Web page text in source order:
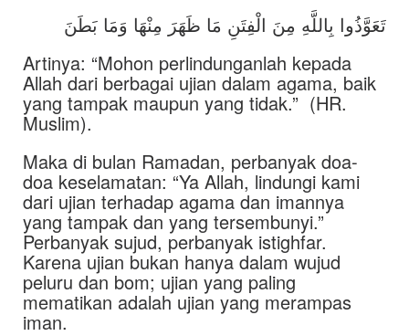
تَعَوَّذُوا بِاللَّهِ مِنَ الْفِتَنِ مَا ظَهَرَ مِنْهَا وَمَا بَطَنَ
Artinya: “Mohon perlindunganlah kepada
Allah dari berbagai ujian dalam agama, baik
yang tampak maupun yang tidak.” (HR.
Muslim).
Maka di bulan Ramadan, perbanyak doa-
doa keselamatan: “Ya Allah, lindungi kami
dari ujian terhadap agama dan imannya
yang tampak dan yang tersembunyi.”
Perbanyak sujud, perbanyak istighfar.
Karena ujian bukan hanya dalam wujud
peluru dan bom; ujian yang paling
mematikan adalah ujian yang merampas
iman.